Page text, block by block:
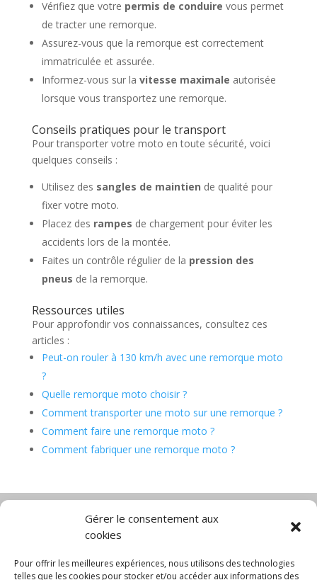
Gérer le consentement aux
cookies
Pour offrir les meilleures expériences, nous utilisons des technologies
telles que les cookies pour stocker et/ou accéder aux informations des
Vérifiez que votre permis de conduire vous permet
de tracter une remorque.
Assurez-vous que la remorque est correctement
immatriculée et assurée.
Informez-vous sur la vitesse maximale autorisée
lorsque vous transportez une remorque.
Conseils pratiques pour le transport
Pour transporter votre moto en toute sécurité, voici
quelques conseils :
Utilisez des sangles de maintien de qualité pour
fixer votre moto.
Placez des rampes de chargement pour éviter les
accidents lors de la montée.
Faites un contrôle régulier de la pression des
pneus de la remorque.
Ressources utiles
Pour approfondir vos connaissances, consultez ces
articles :
Peut-on rouler à 130 km/h avec une remorque moto
?
Quelle remorque moto choisir ?
Comment transporter une moto sur une remorque ?
Comment faire une remorque moto ?
Comment fabriquer une remorque moto ?
Diable électrique
Chariot manutention
CGV
Mentions légales